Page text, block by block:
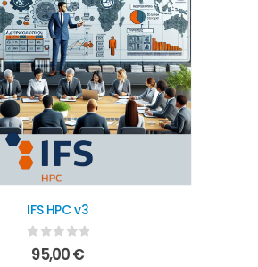
IFS HPC v3
0out of 5
95,00€